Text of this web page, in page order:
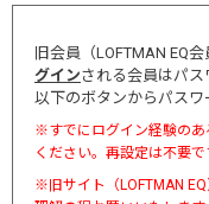
旧会員（LOFTMAN EQ
グインされる会員はパス
以下のボタンからパスワ
※すでにログイン経験のあ
ください。再設定は不要で
※旧サイト（LOFTMAN